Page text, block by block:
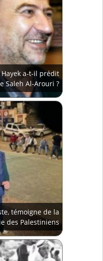
a-t-il prédit
Saleh Al-Arouri ?
témoigne de la
des Palestiniens